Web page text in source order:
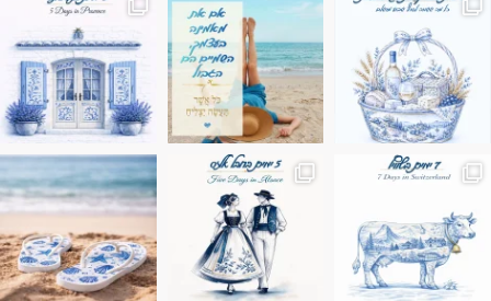
בחבל אלזס צרפת
בחופשה שבו הכל נהיה פשוט יותר. החול, הי